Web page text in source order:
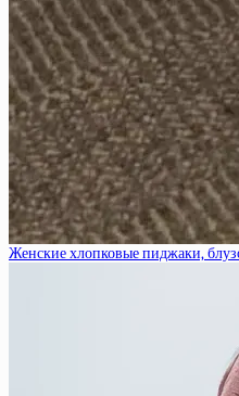
Женские хлопковые пиджаки,